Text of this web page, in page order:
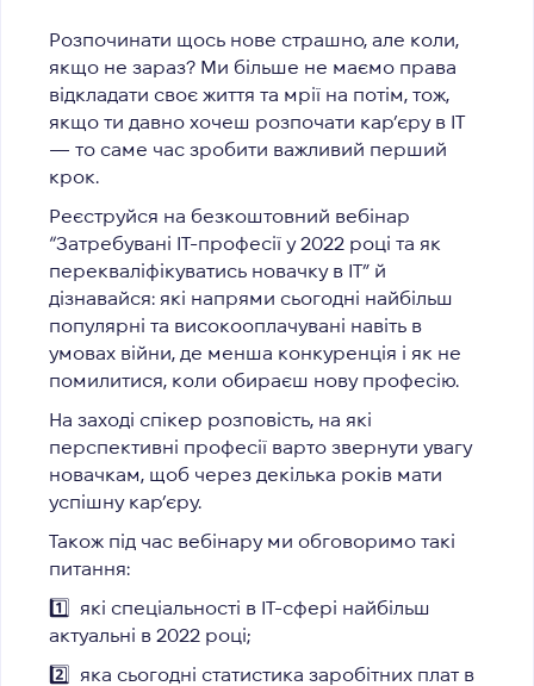
Розпочинати щось нове страшно, але коли,
якщо не зараз? Ми більше не маємо права
відкладати своє життя та мрії на потім, тож,
якщо ти давно хочеш розпочати кар’єру в IT
— то саме час зробити важливий перший
крок.
Реєструйся на безкоштовний вебінар
“Затребувані ІТ-професії у 2022 році та як
перекваліфікуватись новачку в ІТ” й
дізнавайся: які напрями сьогодні найбільш
популярні та високооплачувані навіть в
умовах війни, де менша конкуренція і як не
помилитися, коли обираєш нову професію.
На заході спікер розповість, на які
перспективні професії варто звернути увагу
новачкам, щоб через декілька років мати
успішну кар’єру.
Також під час вебінару ми обговоримо такі
питання:
1️⃣
які спеціальності в IT-сфері найбільш
актуальні в 2022 році;
2️⃣
яка сьогодні статистика заробітних плат в